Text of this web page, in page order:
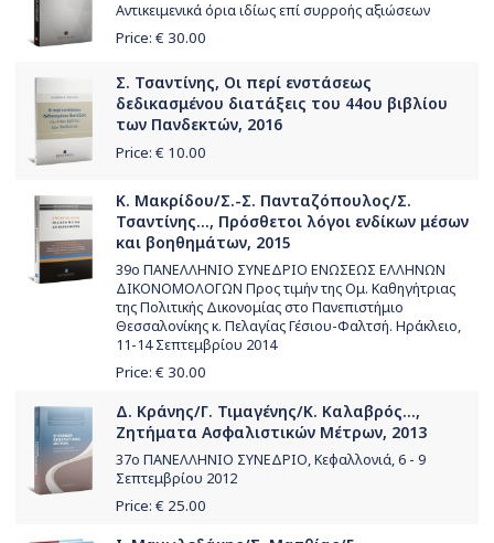
Αντικειμενικά όρια ιδίως επί συρροής αξιώσεων
Price: € 30.00
Σ. Τσαντίνης, Οι περί ενστάσεως
δεδικασμένου διατάξεις του 44ου βιβλίου
των Πανδεκτών, 2016
Price: € 10.00
Κ. Μακρίδου/Σ.-Σ. Πανταζόπουλος/Σ.
Τσαντίνης..., Πρόσθετοι λόγοι ενδίκων μέσων
και βοηθημάτων, 2015
39ο ΠΑΝΕΛΛΗΝΙΟ ΣΥΝΕΔΡΙΟ ΕΝΩΣΕΩΣ ΕΛΛΗΝΩΝ
ΔΙΚΟΝΟΜΟΛΟΓΩΝ Προς τιμήν της Ομ. Καθηγήτριας
της Πολιτικής Δικονομίας στο Πανεπιστήμιο
Θεσσαλονίκης κ. Πελαγίας Γέσιου-Φαλτσή. Ηράκλειο,
11-14 Σεπτεμβρίου 2014
Price: € 30.00
Δ. Κράνης/Γ. Τιμαγένης/Κ. Καλαβρός...,
Ζητήματα Ασφαλιστικών Μέτρων, 2013
37ο ΠΑΝΕΛΛΗΝΙΟ ΣΥΝΕΔΡΙΟ, Κεφαλλονιά, 6 - 9
Σεπτεμβρίου 2012
Price: € 25.00